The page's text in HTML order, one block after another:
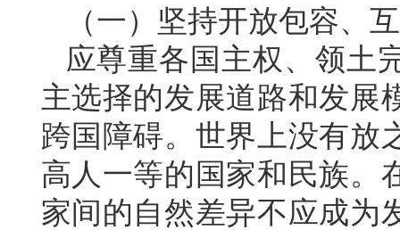
（一）坚持开放包容、
应尊重各国主权、领土
主选择的发展道路和发展
跨国障碍。世界上没有放
高人一等的国家和民族。
家间的自然差异不应成为